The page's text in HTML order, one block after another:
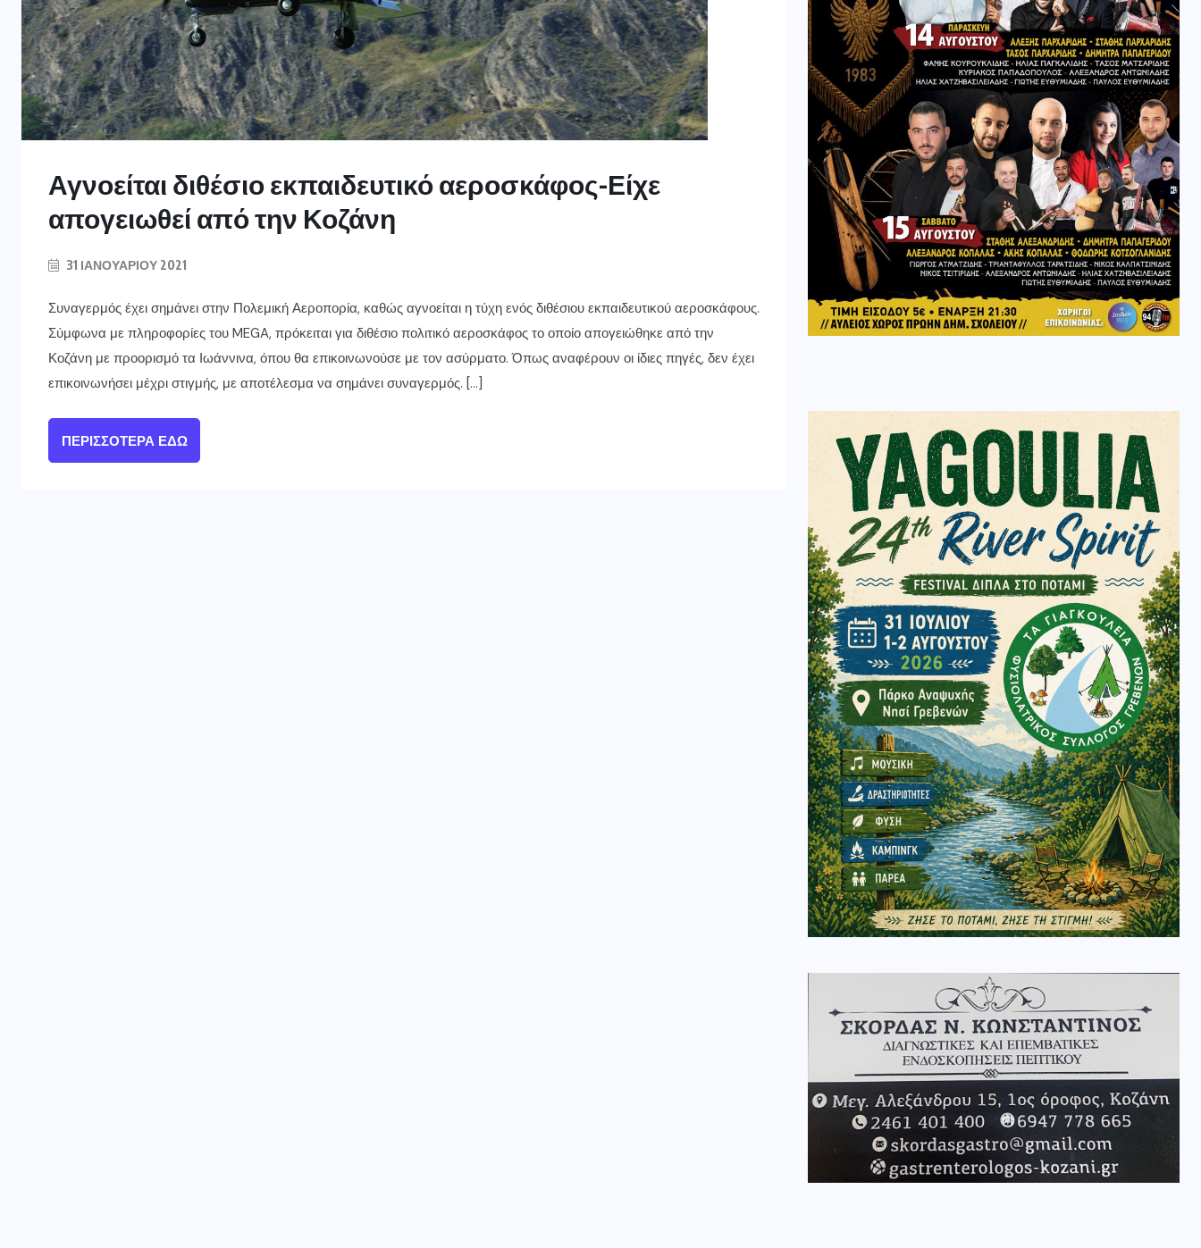
Αγνοείται διθέσιο εκπαιδευτικό αεροσκάφος-Είχε
απογειωθεί από την Κοζάνη
31 ΙΑΝΟΥΑΡΊΟΥ 2021
Συναγερμός έχει σημάνει στην Πολεμική Αεροπορία, καθώς αγνοείται η τύχη ενός διθέσιου εκπαιδευτικού αεροσκάφους.
Σύμφωνα με πληροφορίες του MEGA, πρόκειται για διθέσιο πολιτικό αεροσκάφος το οποίο απογειώθηκε από την
Κοζάνη με προορισμό τα Ιωάννινα, όπου θα επικοινωνούσε με τον ασύρματο. Όπως αναφέρουν οι ίδιες πηγές, δεν έχει
επικοινωνήσει μέχρι στιγμής, με αποτέλεσμα να σημάνει συναγερμός. […]
ΠΕΡΙΣΣΌΤΕΡΑ ΕΔΏ